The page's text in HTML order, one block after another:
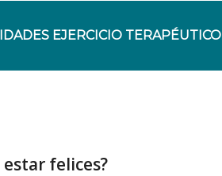
EJERCICIO TERAPÉUTICO
felices?